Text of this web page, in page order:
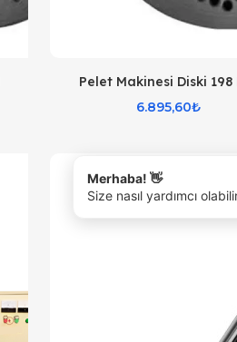
Pelet Makinesi Diski 198
6.895,60₺
Merhaba! 👋
Size nasıl yardımcı